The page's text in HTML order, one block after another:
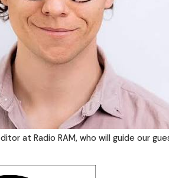
at Radio RAM, who will guide our